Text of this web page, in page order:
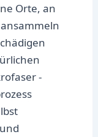
Orte, an
-